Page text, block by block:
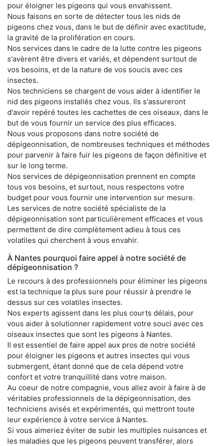
pour éloigner les pigeons qui vous envahissent.
Nous faisons en sorte de détecter tous les nids de
pigeons chez vous, dans le but de définir avec exactitude,
la gravité de la prolifération en cours.
Nos services dans le cadre de la lutte contre les pigeons
s'avèrent être divers et variés, et dépendent surtout de
vos besoins, et de la nature de vos soucis avec ces
insectes.
Nos techniciens se chargent de vous aider à identifier le
nid des pigeons installés chez vous. Ils s'assureront
d'avoir repéré toutes les cachettes de ces oiseaux, dans le
but de vous fournir un service des plus efficaces.
Nous vous proposons dans notre société de
dépigeonnisation, de nombreuses techniques et méthodes
pour parvenir à faire fuir les pigeons de façon définitive et
sur le long terme.
Nos services de dépigeonnisation prennent en compte
tous vos besoins, et surtout, nous respectons votre
budget pour vous fournir une intervention sur mesure.
Les services de notre société spécialiste de la
dépigeonnisation sont particulièrement efficaces et vous
permettent de dire complètement adieu à tous ces
volatiles qui cherchent à vous envahir.
À Nantes pourquoi faire appel à notre société de
dépigeonnisation ?
Le recours à des professionnels pour éliminer les pigeons
est la technique la plus sure pour réussir à prendre le
dessus sur ces volatiles insectes.
Nos experts agissent dans les plus courts délais, pour
vous aider à solutionner rapidement votre souci avec ces
oiseaux insectes que sont les pigeons à Nantes.
Il est essentiel de faire appel aux pros de notre société
pour éloigner les pigeons et autres insectes qui vous
submergent, étant donné que de cela dépend votre
confort et votre tranquillité dans votre maison.
Au coeur de notre compagnie, vous allez avoir à faire à de
véritables professionnels de la dépigeonnisation, des
techniciens avisés et expérimentés, qui mettront toute
leur expérience à votre service à Nantes.
Si vous aimeriez éviter de subir les multiples nuisances et
les maladies que les pigeons peuvent transférer, alors